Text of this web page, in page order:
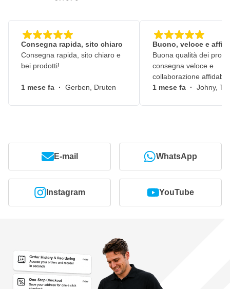
Consegna rapida, sito chiaro
Consegna rapida, sito chiaro e
bei prodotti!
1 mese fa · Gerben, Druten
Buono, veloce e
Buona qualità dei
consegna veloce e
collaborazione
1 mese fa · Johny,
E-mail WhatsApp
Instagram YouTube